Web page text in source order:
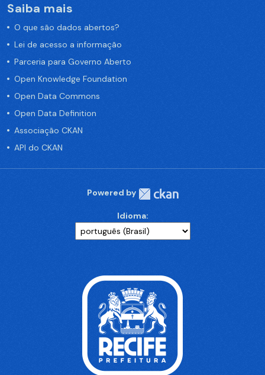
Saiba mais
O que são dados abertos?
Lei de acesso a informação
Parceria para Governo Aberto
Open Knowledge Foundation
Open Data Commons
Open Data Definition
Associação CKAN
API do CKAN
Powered by
Idioma